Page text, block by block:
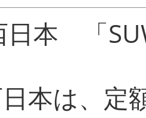
本 「
本は、定